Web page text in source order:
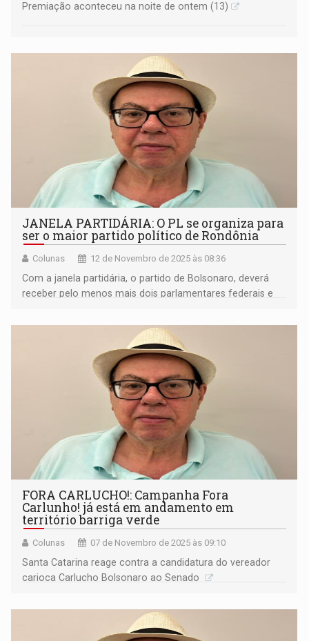
Premiação aconteceu na noite de ontem (13)
JANELA PARTIDÁRIA: O PL se organiza para
ser o maior partido político de Rondônia
Colunas 12 de Novembro de 2025 às 08:36
Com a janela partidária, o partido de Bolsonaro, deverá
receber pelo menos mais dois parlamentares federais e
FORA CARLUCHO!: Campanha Fora
Carlunho! já está em andamento em
território barriga verde
Colunas 07 de Novembro de 2025 às 09:10
Santa Catarina reage contra a candidatura do vereador
carioca Carlucho Bolsonaro ao Senado